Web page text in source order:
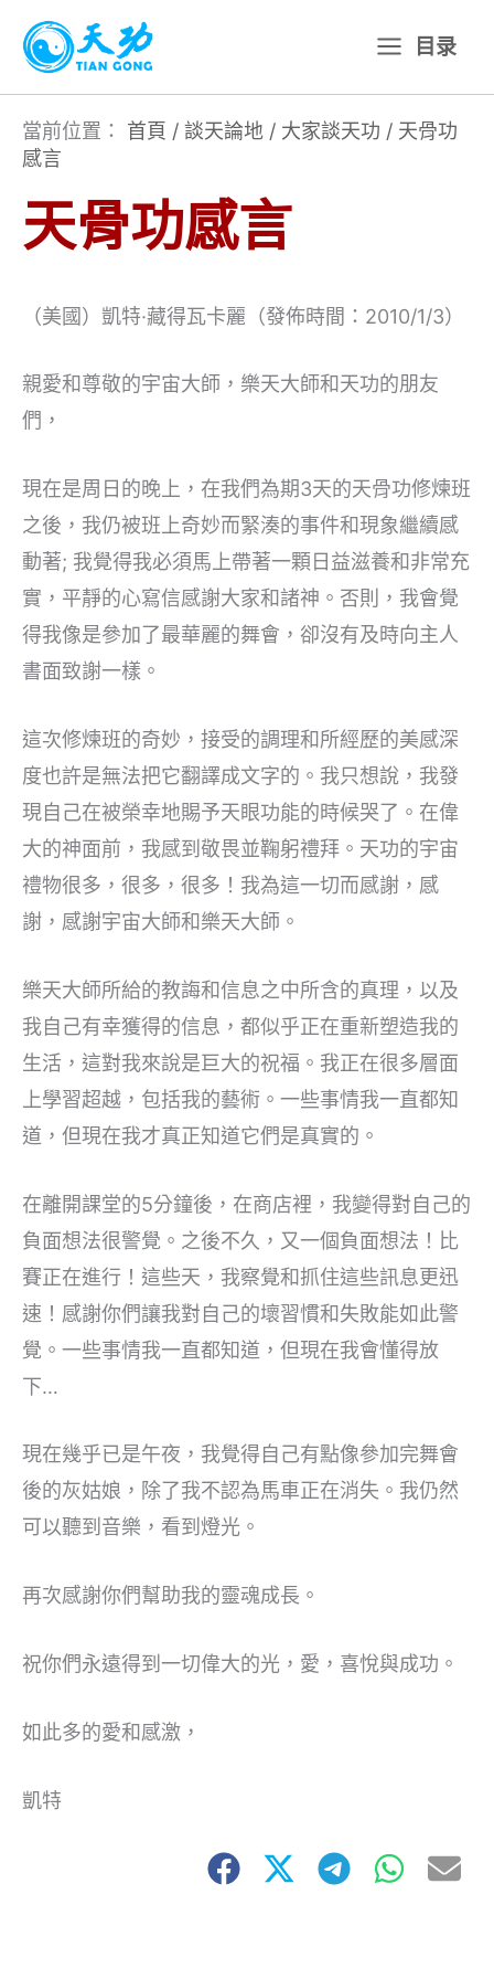
主
目录
當前位置： 首頁 / 談天論地 / 大家談天功 / 天骨功
感言
天骨功感言
（美國）凱特·藏得瓦卡麗（發佈時間：2010/1/3）
親愛和尊敬的宇宙大師，樂天大師和天功的朋友
們，
現在是周日的晚上，在我們為期3天的天骨功修煉班
之後，我仍被班上奇妙而緊湊的事件和現象繼續感
動著; 我覺得我必須馬上帶著一顆日益滋養和非常充
實，平靜的心寫信感謝大家和諸神。否則，我會覺
得我像是參加了最華麗的舞會，卻沒有及時向主人
書面致謝一樣。
這次修煉班的奇妙，接受的調理和所經歷的美感深
度也許是無法把它翻譯成文字的。我只想說，我發
現自己在被榮幸地賜予天眼功能的時候哭了。在偉
大的神面前，我感到敬畏並鞠躬禮拜。天功的宇宙
禮物很多，很多，很多！我為這一切而感謝，感
謝，感謝宇宙大師和樂天大師。
樂天大師所給的教誨和信息之中所含的真理，以及
我自己有幸獲得的信息，都似乎正在重新塑造我的
生活，這對我來說是巨大的祝福。我正在很多層面
上學習超越，包括我的藝術。一些事情我一直都知
道，但現在我才真正知道它們是真實的。
在離開課堂的5分鐘後，在商店裡，我變得對自己的
負面想法很警覺。之後不久，又一個負面想法！比
賽正在進行！這些天，我察覺和抓住這些訊息更迅
速！感謝你們讓我對自己的壞習慣和失敗能如此警
覺。一些事情我一直都知道，但現在我會懂得放
下…
現在幾乎已是午夜，我覺得自己有點像參加完舞會
後的灰姑娘，除了我不認為馬車正在消失。我仍然
可以聽到音樂，看到燈光。
再次感謝你們幫助我的靈魂成長。
祝你們永遠得到一切偉大的光，愛，喜悅與成功。
如此多的愛和感激，
凱特